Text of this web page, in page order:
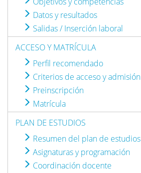
Datos y resultados
Salidas / Inserción laboral
ACCESO Y MATRÍCULA
Perfil recomendado
Criterios de acceso y admisión
Preinscripción
Matrícula
PLAN DE ESTUDIOS
Resumen del plan de estudios
Asignaturas y programación
Coordinación docente